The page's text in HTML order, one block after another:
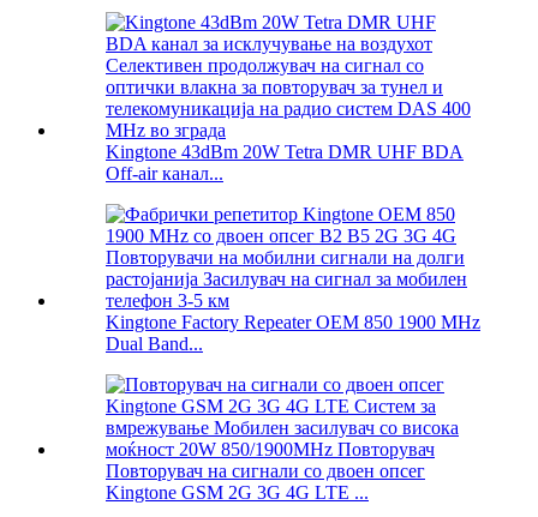
Kingtone 43dBm 20W Tetra DMR UHF BDA
Off-air канал...
Kingtone Factory Repeater OEM 850 1900 MHz
Dual Band...
Повторувач на сигнали со двоен опсег
Kingtone GSM 2G 3G 4G LTE ...